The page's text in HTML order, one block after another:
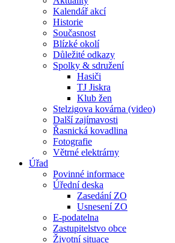
Kalendář akcí
Historie
Současnost
Blízké okolí
Důležité odkazy
Spolky & sdružení
Hasiči
TJ Jiskra
Klub žen
Stelzigova kovárna (video)
Další zajímavosti
Řasnická kovadlina
Fotografie
Větrné elektrárny
Úřad
Povinné informace
Úřední deska
Zasedání ZO
Usnesení ZO
E-podatelna
Zastupitelstvo obce
Životní situace